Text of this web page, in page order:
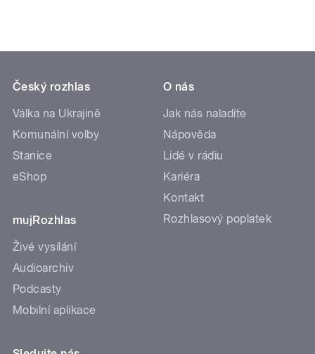
Český rozhlas
Válka na Ukrajině
Komunální volby
Stanice
eShop
mujRozhlas
Živé vysílání
Audioarchiv
Podcasty
Mobilní aplikace
O nás
Jak nás naladíte
Nápověda
Lidé v rádiu
Kariéra
Kontakt
Rozhlasový poplatek